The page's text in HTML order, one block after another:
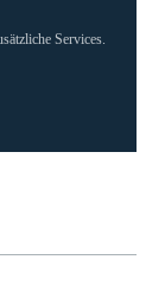
Services.